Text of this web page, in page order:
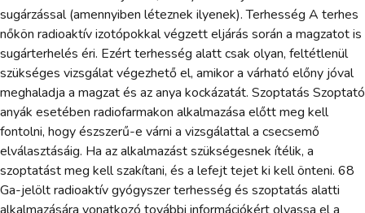
sugárzással (amennyiben léteznek ilyenek). Terhesség A terhes
nőkön radioaktív izotópokkal végzett eljárás során a magzatot is
sugárterhelés éri. Ezért terhesség alatt csak olyan, feltétlenül
szükséges vizsgálat végezhető el, amikor a várható előny jóval
meghaladja a magzat és az anya kockázatát. Szoptatás Szoptató
anyák esetében radiofarmakon alkalmazása előtt meg kell
fontolni, hogy észszerű-e várni a vizsgálattal a csecsemő
elválasztásáig. Ha az alkalmazást szükségesnek ítélik, a
szoptatást meg kell szakítani, és a lefejt tejet ki kell önteni. 68
Ga-jelölt radioaktív gyógyszer terhesség és szoptatás alatti